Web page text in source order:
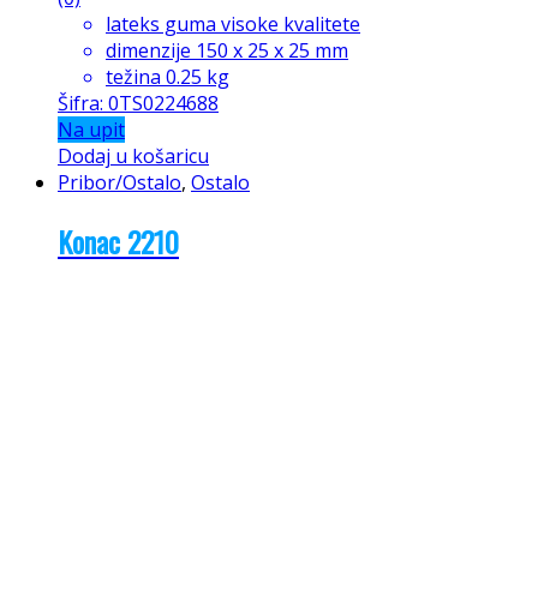
lateks guma visoke kvalitete
dimenzije 150 x 25 x 25 mm
težina 0.25 kg
Šifra: 0TS0224688
Na upit
Dodaj u košaricu
Pribor/Ostalo, Ostalo
Konac 2210